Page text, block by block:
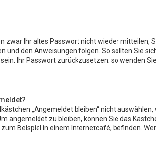
zwar Ihr altes Passwort nicht wieder
und den Anweisungen folgen. So sollten Sie
Ihr Passwort zurückzusetzen, so wenden
„Angemeldet bleiben“ nicht
angemeldet zu bleiben, können Sie das
Beispiel in einem Internetcafé, befinden.